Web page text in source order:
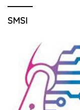
SMSI